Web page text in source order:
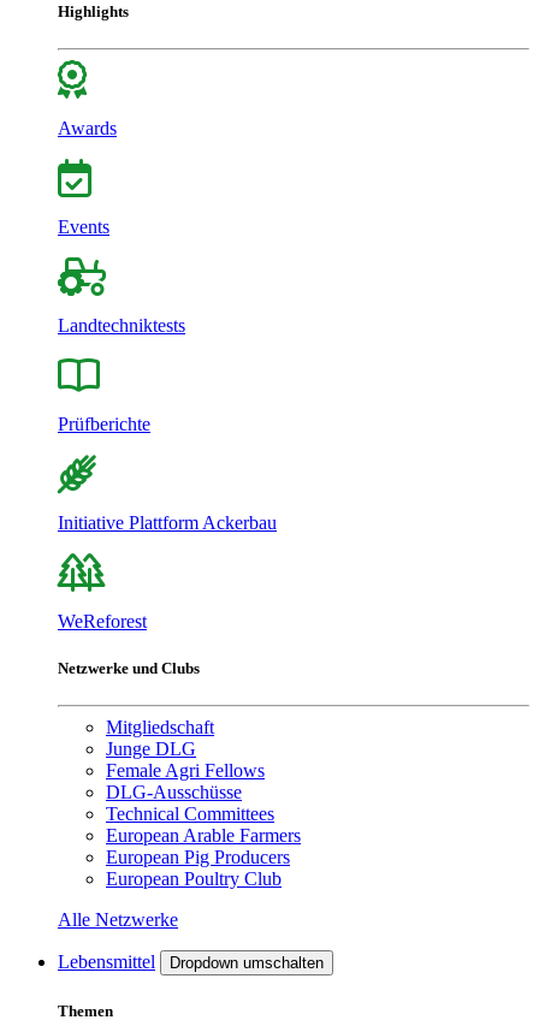
Highlights
Awards
Events
Landtechniktests
Prüfberichte
Initiative Plattform Ackerbau
WeReforest
Netzwerke und Clubs
Mitgliedschaft
Junge DLG
Female Agri Fellows
DLG-Ausschüsse
Technical Committees
European Arable Farmers
European Pig Producers
European Poultry Club
Alle Netzwerke
Lebensmittel Dropdown umschalten
Themen